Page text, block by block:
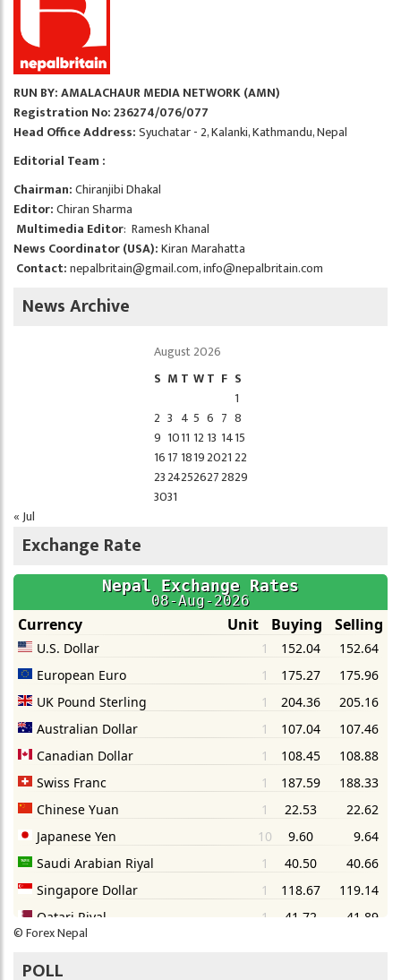
RUN BY: AMALACHAUR MEDIA NETWORK (AMN)
Registration No: 236274/076/077
Head Office Address:Syuchatar - 2, Kalanki, Kathmandu, Nepal
Editorial Team :
Chairman:Chiranjibi Dhakal
Editor:Chiran Sharma
Multimedia Editor: Ramesh Khanal
News Coordinator (USA):Kiran Marahatta
Contact:nepalbritain@gmail.com,info@nepalbritain.com
News Archive
August 2026
S M T WT F S
1
2 3 4 5 6 7 8
9 1011 12 13 1415
1617 1819202122
23242526272829
3031
« Jul
Exchange Rate
©Forex Nepal
POLL